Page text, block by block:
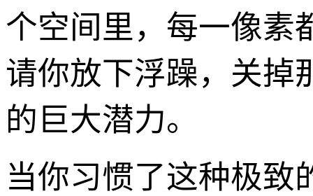
个空间里，每一像素
请你放下浮躁，关掉
的巨大潜力。
当你习惯了这种极致